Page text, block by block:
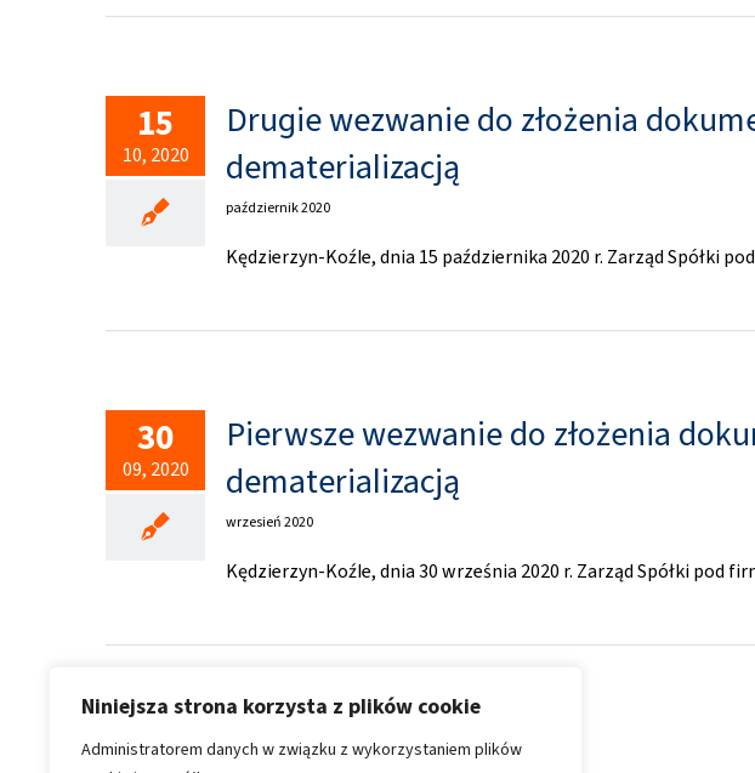
Niniejsza strona korzysta z plików cookie
Administratorem danych w związku z wykorzystaniem plików
15
10, 2020
Drugie wezwanie do złożenia
dematerializacją
październik 2020
Kędzierzyn-Koźle, dnia 15 października 2020 r. Zarząd Spółki pod
30
09, 2020
Pierwsze wezwanie do złożenia
dematerializacją
wrzesień 2020
Kędzierzyn-Koźle, dnia 30 września 2020 r. Zarząd Spółki pod